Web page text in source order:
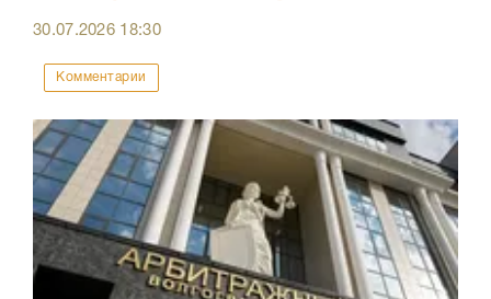
30.07.2026 18:30
Комментарии